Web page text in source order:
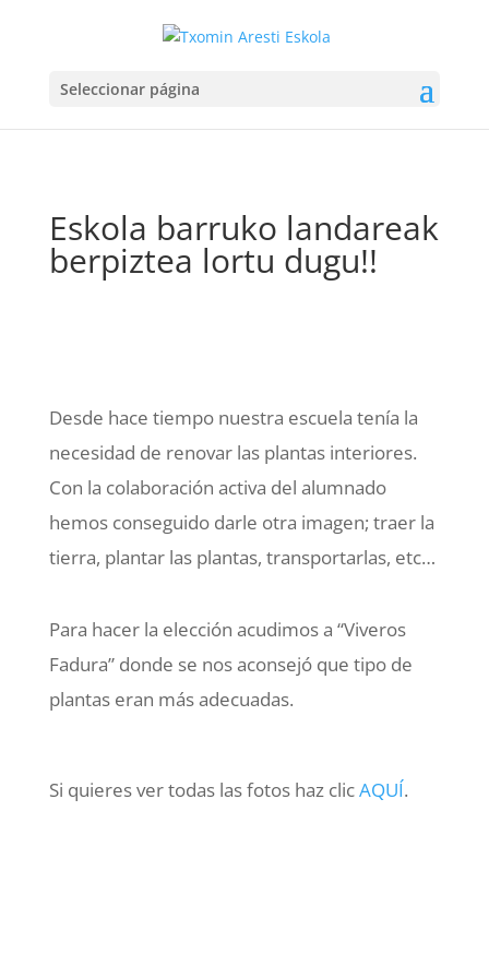
Seleccionar página
Eskola barruko landareak
berpiztea lortu dugu!!
Desde hace tiempo nuestra escuela tenía la
necesidad de renovar las plantas interiores.
Con la colaboración activa del alumnado
hemos conseguido darle otra imagen; traer la
tierra, plantar las plantas, transportarlas, etc…
Para hacer la elección acudimos a “Viveros
Fadura” donde se nos aconsejó que tipo de
plantas eran más adecuadas.
Si quieres ver todas las fotos haz clicAQUÍ.